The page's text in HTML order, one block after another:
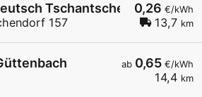
0,26 €/kWh
13,7 km
Tschantschendorf 157
157
ab 0,65 €/kWh
14,4 km